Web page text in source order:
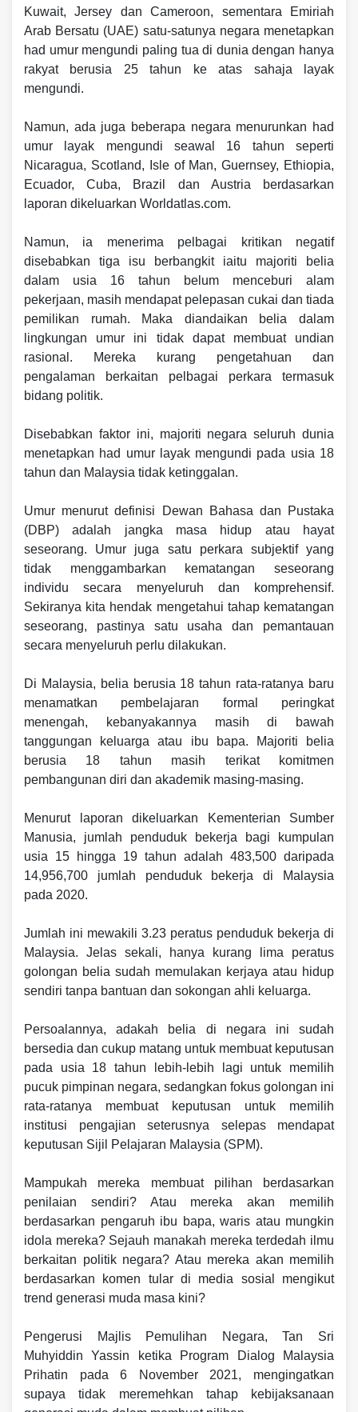
Kuwait, Jersey dan Cameroon, sementara Emiriah
Arab Bersatu (UAE) satu-satunya negara menetapkan
had umur mengundi paling tua di dunia dengan hanya
rakyat berusia 25 tahun ke atas sahaja layak
mengundi.
Namun, ada juga beberapa negara menurunkan had
umur layak mengundi seawal 16 tahun seperti
Nicaragua, Scotland, Isle of Man, Guernsey, Ethiopia,
Ecuador, Cuba, Brazil dan Austria berdasarkan
laporan dikeluarkan Worldatlas.com.
Namun, ia menerima pelbagai kritikan negatif
disebabkan tiga isu berbangkit iaitu majoriti belia
dalam usia 16 tahun belum menceburi alam
pekerjaan, masih mendapat pelepasan cukai dan tiada
pemilikan rumah. Maka diandaikan belia dalam
lingkungan umur ini tidak dapat membuat undian
rasional. Mereka kurang pengetahuan dan
pengalaman berkaitan pelbagai perkara termasuk
bidang politik.
Disebabkan faktor ini, majoriti negara seluruh dunia
menetapkan had umur layak mengundi pada usia 18
tahun dan Malaysia tidak ketinggalan.
Umur menurut definisi Dewan Bahasa dan Pustaka
(DBP) adalah jangka masa hidup atau hayat
seseorang. Umur juga satu perkara subjektif yang
tidak menggambarkan kematangan seseorang
individu secara menyeluruh dan komprehensif.
Sekiranya kita hendak mengetahui tahap kematangan
seseorang, pastinya satu usaha dan pemantauan
secara menyeluruh perlu dilakukan.
Di Malaysia, belia berusia 18 tahun rata-ratanya baru
menamatkan pembelajaran formal peringkat
menengah, kebanyakannya masih di bawah
tanggungan keluarga atau ibu bapa. Majoriti belia
berusia 18 tahun masih terikat komitmen
pembangunan diri dan akademik masing-masing.
Menurut laporan dikeluarkan Kementerian Sumber
Manusia, jumlah penduduk bekerja bagi kumpulan
usia 15 hingga 19 tahun adalah 483,500 daripada
14,956,700 jumlah penduduk bekerja di Malaysia
pada 2020.
Jumlah ini mewakili 3.23 peratus penduduk bekerja di
Malaysia. Jelas sekali, hanya kurang lima peratus
golongan belia sudah memulakan kerjaya atau hidup
sendiri tanpa bantuan dan sokongan ahli keluarga.
Persoalannya, adakah belia di negara ini sudah
bersedia dan cukup matang untuk membuat keputusan
pada usia 18 tahun lebih-lebih lagi untuk memilih
pucuk pimpinan negara, sedangkan fokus golongan ini
rata-ratanya membuat keputusan untuk memilih
institusi pengajian seterusnya selepas mendapat
keputusan Sijil Pelajaran Malaysia (SPM).
Mampukah mereka membuat pilihan berdasarkan
penilaian sendiri? Atau mereka akan memilih
berdasarkan pengaruh ibu bapa, waris atau mungkin
idola mereka? Sejauh manakah mereka terdedah ilmu
berkaitan politik negara? Atau mereka akan memilih
berdasarkan komen tular di media sosial mengikut
trend generasi muda masa kini?
Pengerusi Majlis Pemulihan Negara, Tan Sri
Muhyiddin Yassin ketika Program Dialog Malaysia
Prihatin pada 6 November 2021, mengingatkan
supaya tidak meremehkan tahap kebijaksanaan